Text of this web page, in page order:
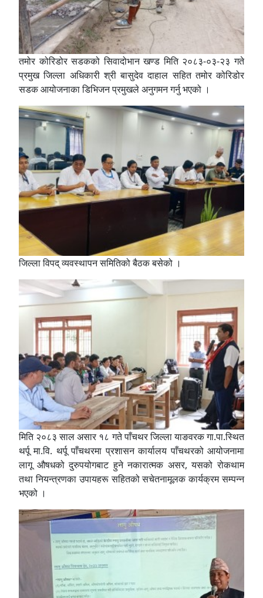
तमोर कोरिडोर सडकको सिवादोभान खण्ड मिति २०८३-०३-२३ गते
प्रमुख जिल्ला अधिकारी श्री बासुदेव दाहाल सहित तमोर कोरिडोर
सडक आयोजनाका डिभिजन प्रमुखले अनुगमन गर्नु भएको ।
जिल्ला विपद् व्यवस्थापन समितिको बैठक बसेको ।
मिति २०८३ साल असार १८ गते पाँचथर जिल्ला याङवरक गा.पा.स्थित
थर्पू मा.वि. थर्पू पाँचथरमा प्रशासन कार्यालय पाँचथरको आयोजनामा
लागू औषधको दुरुपयोगबाट हुने नकारात्मक असर, यसको रोकथाम
तथा नियन्त्रणका उपायहरू सहितको सचेतनामूलक कार्यक्रम सम्पन्न
भएको ।